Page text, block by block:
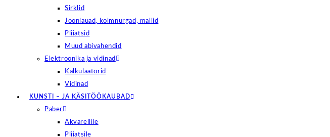
Sirklid
Joonlauad, kolmnurgad, mallid
Pliiatsid
Muud abivahendid
Elektroonika ja vidinad
Kalkulaatorid
Vidinad
KUNSTI – JA KÄSITÖÖKAUBAD
Paber
Akvarellile
Pliiatsile